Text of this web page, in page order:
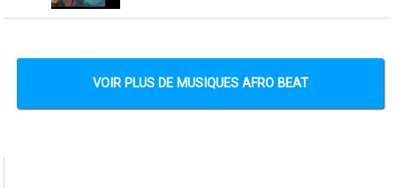
VOIR PLUS DE MUSIQUES AFRO BEAT